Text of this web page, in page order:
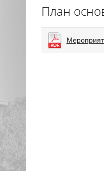
План